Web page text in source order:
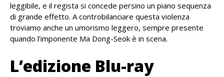
leggibile, e il regista si concede persino un piano sequenza
di grande effetto. A controbilanciare questa violenza
troviamo anche un umorismo leggero, sempre presente
quando l’imponente Ma Dong-Seok è in scena.
L’edizione Blu-ray